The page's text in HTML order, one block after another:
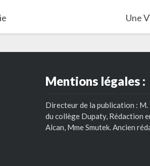
Une
Mentions légales :
Directeur de la publication :
du collège Dupaty, Rédaction
Alcan, Mme Smutek. Ancien